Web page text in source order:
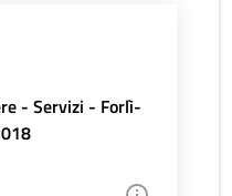
- Servizi - Forlì-